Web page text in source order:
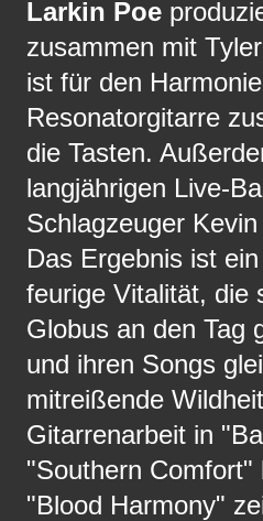
Larkin Poe
zusammen mit
ist für den
Resonatorgitarre
die Tasten.
langjährigen Live-
Schlagzeuger
Das Ergebnis ist
feurige Vitalität, die
Globus an den Tag
und ihren Songs
mitreißende
Gitarrenarbeit in
"Southern Comfort"
"Blood Harmony"